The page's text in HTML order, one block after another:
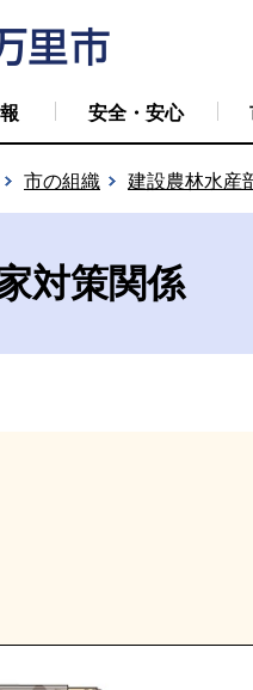
安全・安心
市の組織 建設農林水産
対策関係